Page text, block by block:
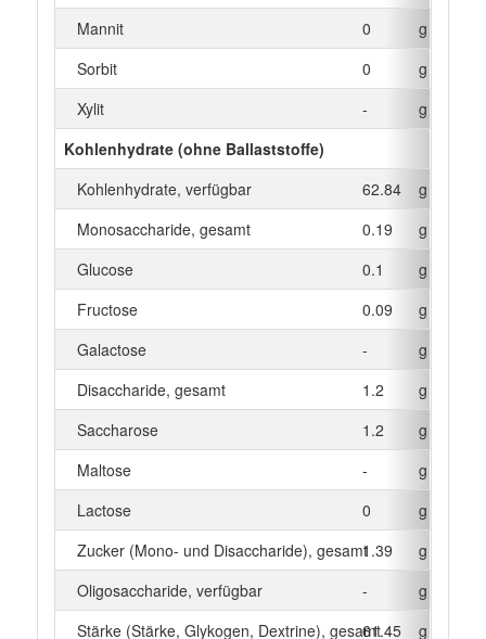
Mannit
0
g
Sorbit
0
g
Xylit
-
g
Kohlenhydrate (ohne Ballaststoffe)
Kohlenhydrate, verfügbar
62.84
g
Monosaccharide, gesamt
0.19
g
Glucose
0.1
g
Fructose
0.09
g
Galactose
-
g
Disaccharide, gesamt
1.2
g
Saccharose
1.2
g
Maltose
-
g
Lactose
0
g
Zucker (Mono- und Disaccharide), gesamt1.39
g
Oligosaccharide, verfügbar
-
g
Stärke (Stärke, Glykogen, Dextrine), gesamt61.45
g